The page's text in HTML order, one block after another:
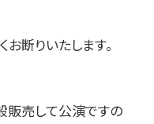
断りいたします。
販売して公演ですの